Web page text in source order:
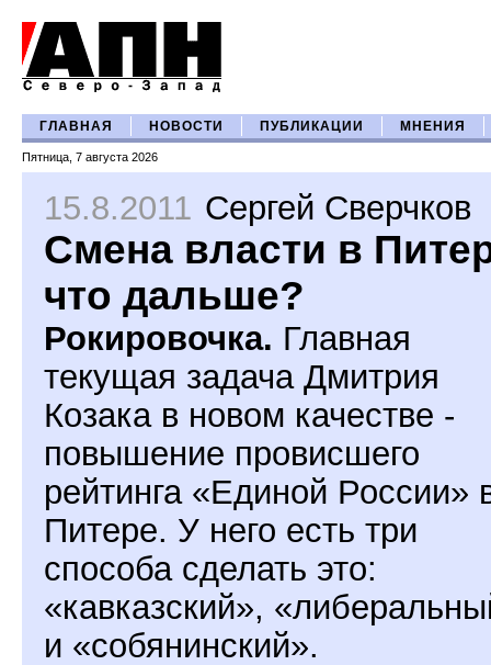
ГЛАВНАЯ НОВОСТИ ПУБЛИКАЦИИ МНЕНИЯ
Пятница, 7 августа 2026
15.8.2011 Сергей Сверчков
Смена власти в
что дальше?
Рокировочка. Главная
текущая задача Дмитрия
Козака в новом качестве -
повышение провисшего
рейтинга «Единой России»
Питере. У него есть три
способа сделать это:
«кавказский»,
и «собянинский».